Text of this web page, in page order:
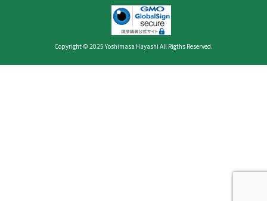
Copyright © 2025 Yoshimasa Hayashi All Rigths Reserved.